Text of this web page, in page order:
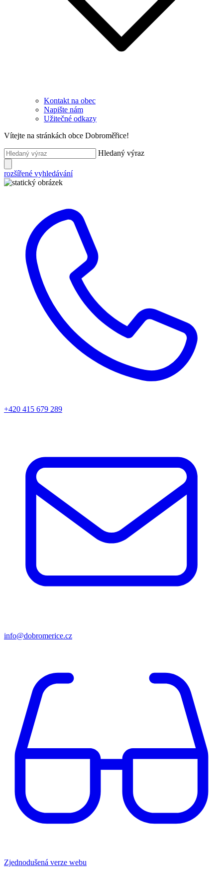
Kontakt na obec
Napište nám
Užitečné odkazy
Vítejte na stránkách obce Dobroměřice!
Hledaný výraz
rozšířené vyhledávání
+420 415 679 289
info@dobromerice.cz
Zjednodušená verze webu